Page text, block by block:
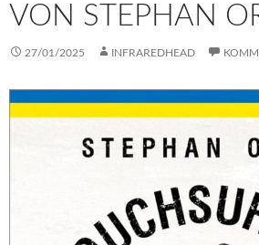
VON STEPHAN
27/01/2025 INFRAREDHEAD